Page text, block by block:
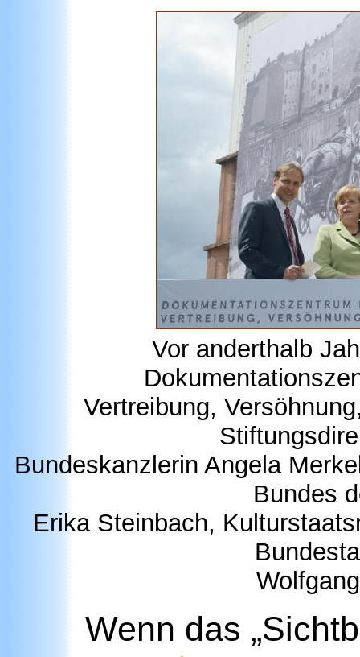
Vor anderthalb
Vertreibung,
Bundeskanzlerin Angela
Bundes
Erika Steinbach,
Wenn das